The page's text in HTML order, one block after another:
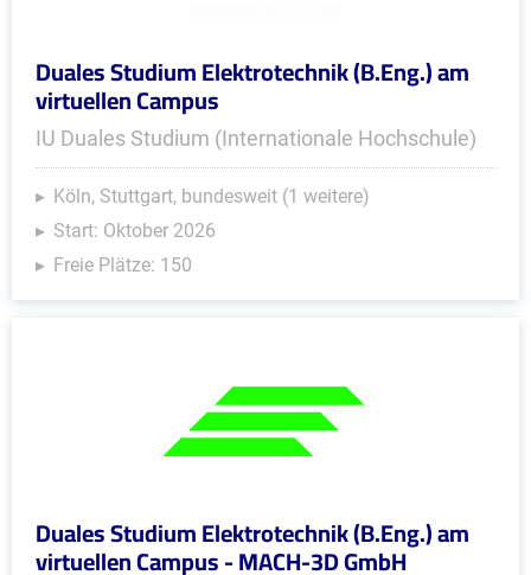
Duales Studium Elektrotechnik (B.Eng.) am
virtuellen Campus
IU Duales Studium (Internationale Hochschule)
Köln, Stuttgart, bundesweit (1 weitere)
Start: Oktober 2026
Freie Plätze: 150
Duales Studium Elektrotechnik (B.Eng.) am
virtuellen Campus - MACH-3D GmbH